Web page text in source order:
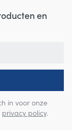
en
in voor onze
privacy policy.